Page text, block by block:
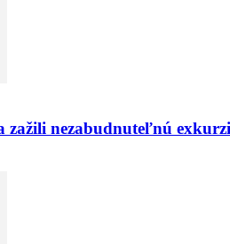
zažili nezabudnuteľnú